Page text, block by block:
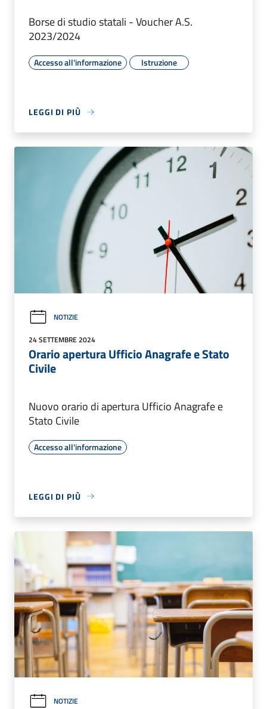
Borse di studio statali - Voucher A.S.
2023/2024
Accesso all'informazione Istruzione
LEGGI DI PIÙ
NOTIZIE
24 SETTEMBRE 2024
Orario apertura Ufficio Anagrafe e Stato
Civile
Nuovo orario di apertura Ufficio Anagrafe e
Stato Civile
Accesso all'informazione
LEGGI DI PIÙ
NOTIZIE